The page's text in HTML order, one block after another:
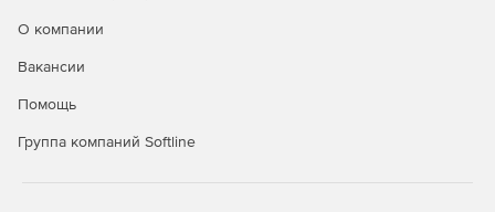
О компании
Вакансии
Помощь
Группа компаний Softline